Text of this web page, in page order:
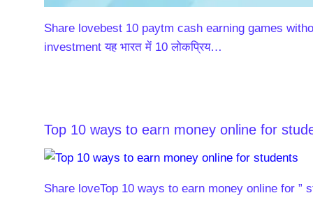
Share lovebest 10 paytm cash earning games
investment यह भारत में 10 लोकप्रिय…
Top 10 ways to earn money online for
Share loveTop 10 ways to earn money online for ”